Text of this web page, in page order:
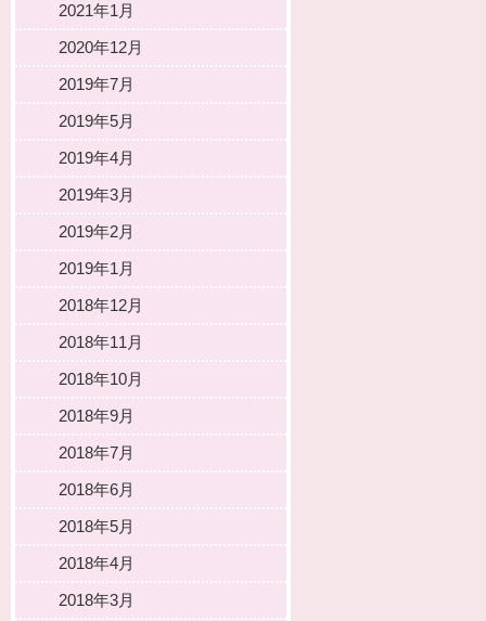
2021年1月
2020年12月
2019年7月
2019年5月
2019年4月
2019年3月
2019年2月
2019年1月
2018年12月
2018年11月
2018年10月
2018年9月
2018年7月
2018年6月
2018年5月
2018年4月
2018年3月